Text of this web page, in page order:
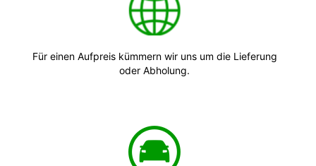
Für einen Aufpreis kümmern wir uns um die Lieferung
oder Abholung.